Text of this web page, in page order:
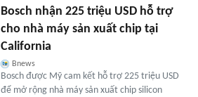
Bosch nhận 225 triệu USD hỗ trợ
cho nhà máy sản xuất chip tại
California
Bnews
Bosch được Mỹ cam kết hỗ trợ 225 triệu USD
để mở rộng nhà máy sản xuất chip silicon